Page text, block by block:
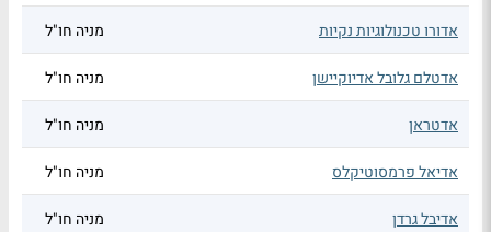
אדורו טכנולוגיות נקיות מניה חו"ל
אדטלם גלובל אדיוקיישן מניה חו"ל
אדטראן מניה חו"ל
אדיאל פרמסוטיקלס מניה חו"ל
אדיבל גרדן מניה חו"ל